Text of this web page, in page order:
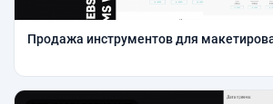
Продажа инструментов для